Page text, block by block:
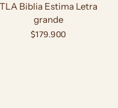
TLA Biblia Estima Letra
grande
Precio
$179.900